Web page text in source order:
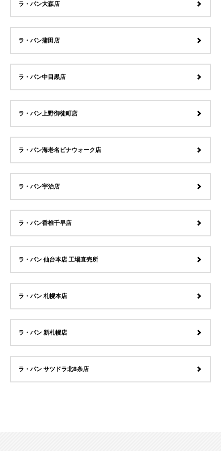
ラ・パン大森店
ラ・パン蒲田店
ラ・パン中目黒店
ラ・パン上野御徒町店
ラ・パン海老名ビナウォーク店
ラ・パン宇治店
ラ・パン香椎千早店
ラ・パン 仙台本店 工場直売所
ラ・パン 札幌本店
ラ・パン 新札幌店
ラ・パン サツドラ北8条店